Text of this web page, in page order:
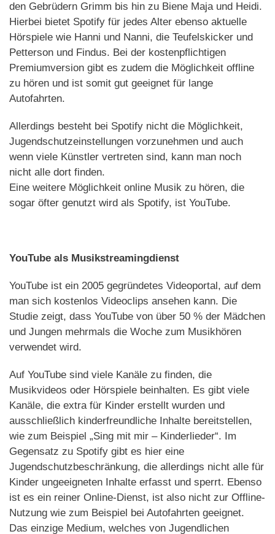
den Gebrüdern Grimm bis hin zu Biene Maja und Heidi.
Hierbei bietet Spotify für jedes Alter ebenso aktuelle
Hörspiele wie Hanni und Nanni, die Teufelskicker und
Petterson und Findus. Bei der kostenpflichtigen
Premiumversion gibt es zudem die Möglichkeit offline
zu hören und ist somit gut geeignet für lange
Autofahrten.
Allerdings besteht bei Spotify nicht die Möglichkeit,
Jugendschutzeinstellungen vorzunehmen und auch
wenn viele Künstler vertreten sind, kann man noch
nicht alle dort finden.
Eine weitere Möglichkeit online Musik zu hören, die
sogar öfter genutzt wird als Spotify, ist YouTube.
YouTube als Musikstreamingdienst
YouTube ist ein 2005 gegründetes Videoportal, auf dem
man sich kostenlos Videoclips ansehen kann. Die
Studie zeigt, dass YouTube von über 50 % der Mädchen
und Jungen mehrmals die Woche zum Musikhören
verwendet wird.
Auf YouTube sind viele Kanäle zu finden, die
Musikvideos oder Hörspiele beinhalten. Es gibt viele
Kanäle, die extra für Kinder erstellt wurden und
ausschließlich kinderfreundliche Inhalte bereitstellen,
wie zum Beispiel „Sing mit mir – Kinderlieder“. Im
Gegensatz zu Spotify gibt es hier eine
Jugendschutzbeschränkung, die allerdings nicht alle für
Kinder ungeeigneten Inhalte erfasst und sperrt. Ebenso
ist es ein reiner Online-Dienst, ist also nicht zur Offline-
Nutzung wie zum Beispiel bei Autofahrten geeignet.
Das einzige Medium, welches von Jugendlichen